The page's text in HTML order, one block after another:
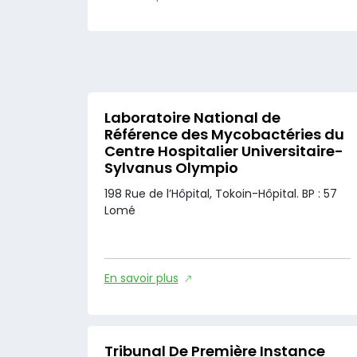
Laboratoire National de
Référence des Mycobactéries du
Centre Hospitalier Universitaire-
Sylvanus Olympio
198 Rue de l’Hôpital, Tokoin-Hôpital. BP : 57
Lomé
En savoir plus
Tribunal De Première Instance